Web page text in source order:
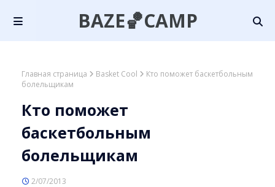
BAZE🏀CAMP
Главная страница Basket Cool
Кто поможет баскетбольным
болельщикам
Кто поможет
баскетбольным
болельщикам
2/07/2013